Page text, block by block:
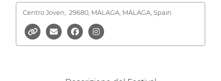
Centro Joven, 29680, MÁLAGA, MÁLAGA, Spain